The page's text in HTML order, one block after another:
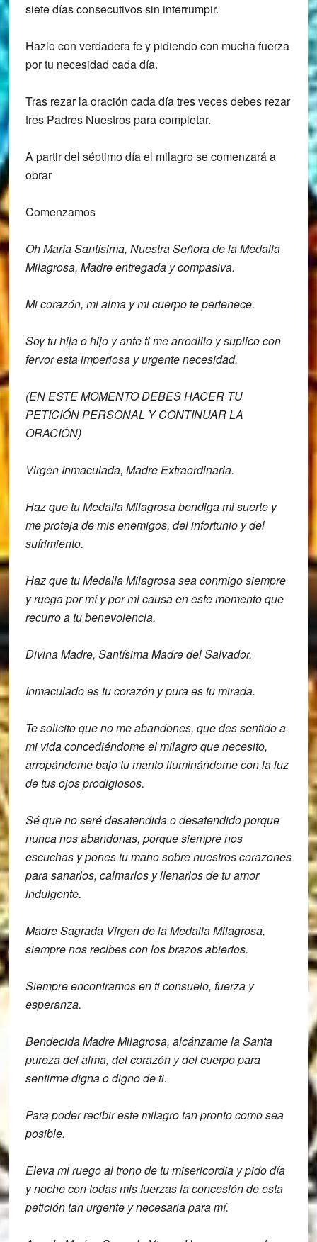
siete días consecutivos sin interrumpir.
Hazlo con verdadera fe y pidiendo con mucha fuerza
por tu necesidad cada día.
Tras rezar la oración cada día tres veces debes rezar
tres Padres Nuestros para completar.
A partir del séptimo día el milagro se comenzará a
obrar
Comenzamos
Oh María Santísima, Nuestra Señora de laMedalla
Milagrosa, Madre entregada y compasiva.
Mi corazón, mi alma y mi cuerpo te pertenece.
Soy tu hija o hijo y ante ti mearrodillo y suplico con
fervor estaimperiosa y urgente necesidad.
(EN ESTE MOMENTO DEBES HACER TU
PETICIÓN PERSONAL Y CONTINUAR LA
ORACIÓN)
Virgen Inmaculada, Madre Extraordinaria.
Haz que tu Medalla Milagrosabendiga mi suerte y
me protejade mis enemigos, del infortunio y del
sufrimiento.
Haz que tu Medalla Milagrosa sea conmigosiempre
y ruega por mí y por mi causa eneste momento que
recurro a tubenevolencia.
Divina Madre, Santísima Madre del Salvador.
Inmaculado es tu corazón y pura es tumirada.
Te solicito que no me abandones, que des sentido a
mi vida concediéndomeel milagro que necesito,
arropándome bajotu manto iluminándome con la luz
de tusojos prodigiosos.
Sé que no seré desatendida o desatendidoporque
nunca nos abandonas, porque siemprenos
escuchas y pones tu mano sobrenuestros corazones
para sanarlos, calmarlos y llenarlos de tu amor
indulgente.
Madre Sagrada Virgen de la Medalla Milagrosa,
siempre nos recibes con losbrazos abiertos.
Siempre encontramos enti consuelo, fuerza y
esperanza.
Bendecida Madre Milagrosa, alcánzame laSanta
pureza del alma, del corazón y del cuerpo para
sentirmedigna o digno de ti.
Para poder recibireste milagro tan pronto como sea
posible.
Eleva mi ruego al trono de tumisericordia y pido día
y noche contodas mis fuerzas la concesión de esta
petición tan urgente y necesaria para mí.